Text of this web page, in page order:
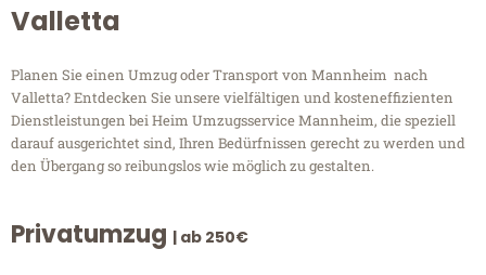
Valletta
Planen Sie einen Umzug oder Transport von Mannheim nach
Valletta? Entdecken Sie unsere vielfältigen und kosteneffizienten
Dienstleistungen bei Heim Umzugsservice Mannheim, die speziell
darauf ausgerichtet sind, Ihren Bedürfnissen gerecht zu werden und
den Übergang so reibungslos wie möglich zu gestalten.
Privatumzug | ab 250€